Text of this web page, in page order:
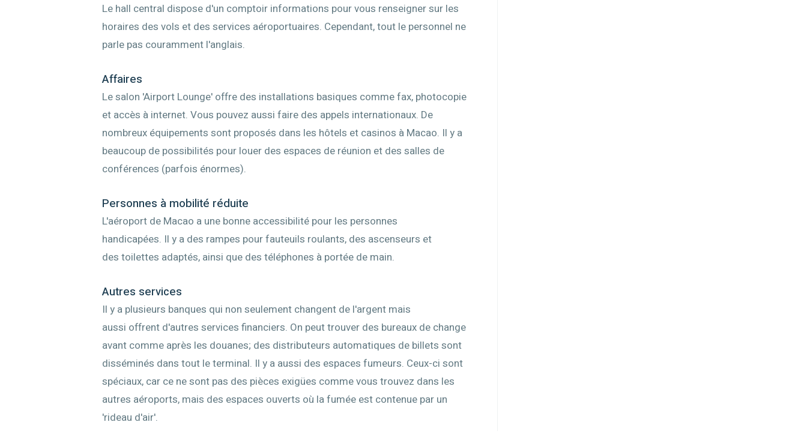
Le hall central dispose d'un comptoir informations pour vous renseigner sur les
horaires des vols et des services aéroportuaires. Cependant, tout le personnel ne
parle pas couramment l'anglais.
Affaires
Le salon 'Airport Lounge' offre des installations basiques comme fax, photocopie
et accès à internet. Vous pouvez aussi faire des appels internationaux. De
nombreux équipements sont proposés dans les hôtels et casinos à Macao. Il y a
beaucoup de possibilités pour louer des espaces de réunion et des salles de
conférences (parfois énormes).
Personnes à mobilité réduite
L'aéroport de Macao a une bonne accessibilité pour les personnes
handicapées. Il y a des rampes pour fauteuils roulants, des ascenseurs et
des toilettes adaptés, ainsi que des téléphones à portée de main.
Autres services
Il y a plusieurs banques qui non seulement changent de l'argent mais
aussi offrent d'autres services financiers. On peut trouver des bureaux de change
avant comme après les douanes; des distributeurs automatiques de billets sont
disséminés dans tout le terminal. Il y a aussi des espaces fumeurs. Ceux-ci sont
spéciaux, car ce ne sont pas des pièces exigües comme vous trouvez dans les
autres aéroports, mais des espaces ouverts où la fumée est contenue par un
'rideau d'air'.